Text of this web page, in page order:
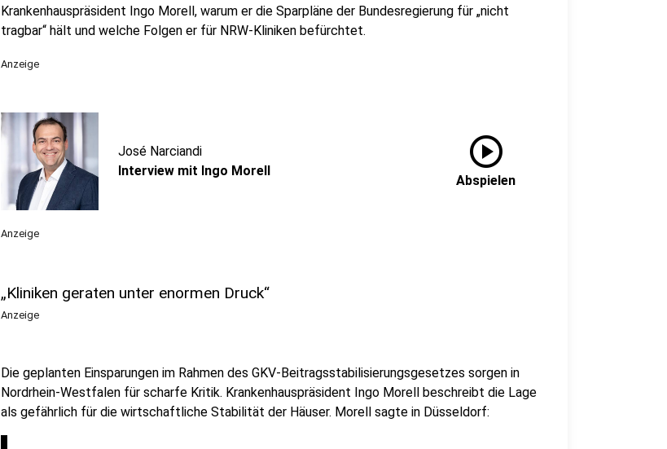
Krankenhauspräsident Ingo Morell, warum er die Sparpläne der Bundesregierung für „nicht
tragbar“ hält und welche Folgen er für NRW-Kliniken befürchtet.
Anzeige
José Narciandi
Interview mit Ingo Morell
play_circle
Abspielen
Anzeige
„Kliniken geraten unter enormen Druck“
Anzeige
Die geplanten Einsparungen im Rahmen des GKV-Beitragsstabilisierungsgesetzes sorgen in
Nordrhein-Westfalen für scharfe Kritik. Krankenhauspräsident Ingo Morell beschreibt die Lage
als gefährlich für die wirtschaftliche Stabilität der Häuser. Morell sagte in Düsseldorf: